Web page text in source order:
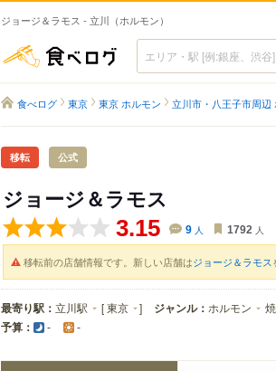
ジョージ＆ラモス - 立川（ホルモン）
食べログ
食べログ 東京 東京 ホルモン 立川市・八王子市周辺
移転 公式
ジョージ＆ラモス
3.15 9 人 1792 人
移転前の店舗情報です。新しい店舗はジョージ＆ラモス
最寄り駅： 立川駅 [東京 ] ジャンル： ホルモン
予算： - -